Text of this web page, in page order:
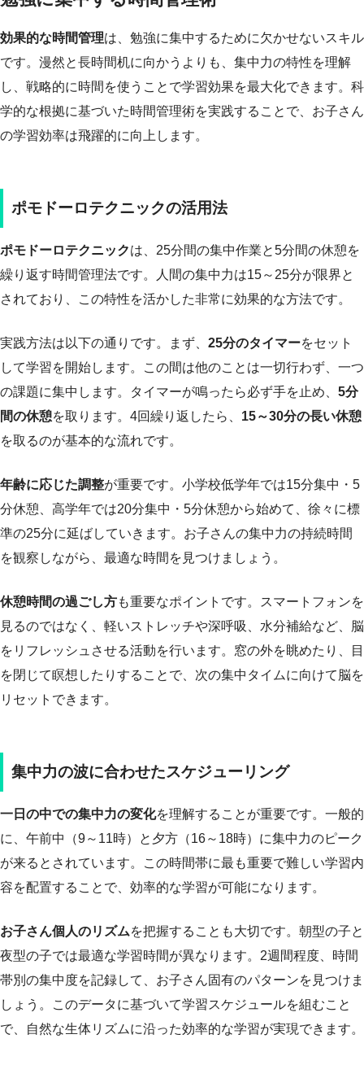
効果的な時間管理は、勉強に集中するために欠かせないスキル
です。漫然と長時間机に向かうよりも、集中力の特性を理解
し、戦略的に時間を使うことで学習効果を最大化できます。科
学的な根拠に基づいた時間管理術を実践することで、お子さん
の学習効率は飛躍的に向上します。
ポモドーロテクニックの活用法
ポモドーロテクニックは、25分間の集中作業と5分間の休憩を
繰り返す時間管理法です。人間の集中力は15～25分が限界と
されており、この特性を活かした非常に効果的な方法です。
実践方法は以下の通りです。まず、 25分のタイマーをセット
して学習を開始します。この間は他のことは一切行わず、一つ
の課題に集中します。タイマーが鳴ったら必ず手を止め、 5分
間の休憩を取ります。4回繰り返したら、 15～30分の長い休憩
を取るのが基本的な流れです。
年齢に応じた調整が重要です。小学校低学年では15分集中・5
分休憩、高学年では20分集中・5分休憩から始めて、徐々に標
準の25分に延ばしていきます。お子さんの集中力の持続時間
を観察しながら、最適な時間を見つけましょう。
休憩時間の過ごし方も重要なポイントです。スマートフォンを
見るのではなく、軽いストレッチや深呼吸、水分補給など、脳
をリフレッシュさせる活動を行います。窓の外を眺めたり、目
を閉じて瞑想したりすることで、次の集中タイムに向けて脳を
リセットできます。
集中力の波に合わせたスケジューリング
一日の中での集中力の変化を理解することが重要です。一般的
に、午前中（9～11時）と夕方（16～18時）に集中力のピーク
が来るとされています。この時間帯に最も重要で難しい学習内
容を配置することで、効率的な学習が可能になります。
お子さん個人のリズムを把握することも大切です。朝型の子と
夜型の子では最適な学習時間が異なります。2週間程度、時間
帯別の集中度を記録して、お子さん固有のパターンを見つけま
しょう。このデータに基づいて学習スケジュールを組むこと
で、自然な生体リズムに沿った効率的な学習が実現できます。